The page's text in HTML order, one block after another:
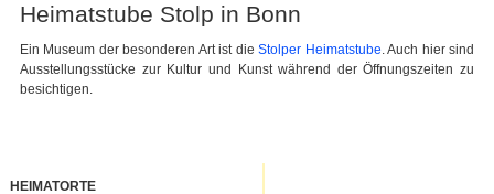
Heimatstube Stolp in Bonn
Ein Museum der besonderen Art ist dieStolper Heimatstube. Auch hier sind
Ausstellungsstücke zur Kultur und Kunst während der Öffnungszeiten zu
besichtigen.
HEIMATORTE